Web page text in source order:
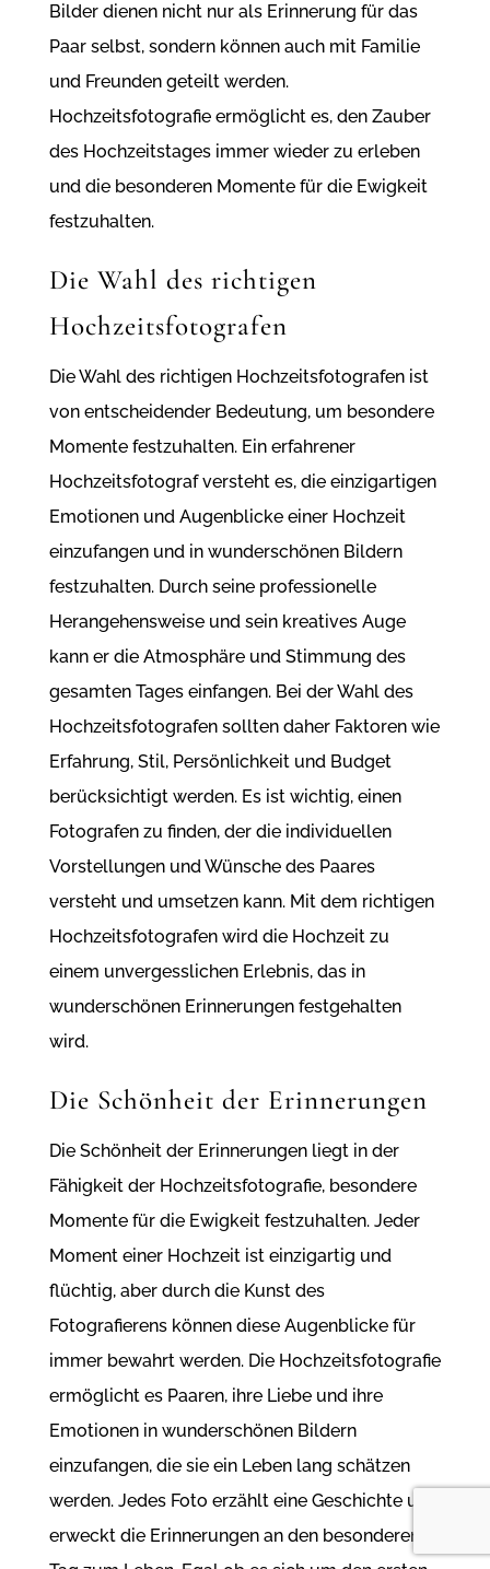
Bilder dienen nicht nur als Erinnerung für das
Paar selbst, sondern können auch mit Familie
und Freunden geteilt werden.
Hochzeitsfotografie ermöglicht es, den Zauber
des Hochzeitstages immer wieder zu erleben
und die besonderen Momente für die Ewigkeit
festzuhalten.
Die Wahl des richtigen
Hochzeitsfotografen
Die Wahl des richtigen Hochzeitsfotografen ist
von entscheidender Bedeutung, um besondere
Momente festzuhalten. Ein erfahrener
Hochzeitsfotograf versteht es, die einzigartigen
Emotionen und Augenblicke einer Hochzeit
einzufangen und in wunderschönen Bildern
festzuhalten. Durch seine professionelle
Herangehensweise und sein kreatives Auge
kann er die Atmosphäre und Stimmung des
gesamten Tages einfangen. Bei der Wahl des
Hochzeitsfotografen sollten daher Faktoren wie
Erfahrung, Stil, Persönlichkeit und Budget
berücksichtigt werden. Es ist wichtig, einen
Fotografen zu finden, der die individuellen
Vorstellungen und Wünsche des Paares
versteht und umsetzen kann. Mit dem richtigen
Hochzeitsfotografen wird die Hochzeit zu
einem unvergesslichen Erlebnis, das in
wunderschönen Erinnerungen festgehalten
wird.
Die Schönheit der Erinnerungen
Die Schönheit der Erinnerungen liegt in der
Fähigkeit der Hochzeitsfotografie, besondere
Momente für die Ewigkeit festzuhalten. Jeder
Moment einer Hochzeit ist einzigartig und
flüchtig, aber durch die Kunst des
Fotografierens können diese Augenblicke für
immer bewahrt werden. Die Hochzeitsfotografie
ermöglicht es Paaren, ihre Liebe und ihre
Emotionen in wunderschönen Bildern
einzufangen, die sie ein Leben lang schätzen
werden. Jedes Foto erzählt eine Geschichte und
erweckt die Erinnerungen an den besonderen